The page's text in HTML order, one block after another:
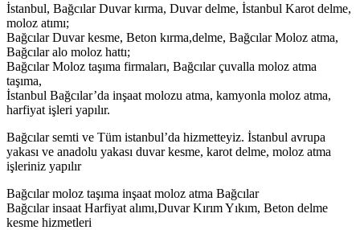
İstanbul, Bağcılar Duvar kırma, Duvar delme, İstanbul Karot delme,
moloz atımı;
Bağcılar Duvar kesme, Beton kırma,delme, Bağcılar Moloz atma,
Bağcılar alo moloz hattı;
Bağcılar Moloz taşıma firmaları, Bağcılar çuvalla moloz atma
taşıma,
İstanbul Bağcılar’da inşaat molozu atma, kamyonla moloz atma,
harfiyat işleri yapılır.
Bağcılar semti ve Tüm istanbul’da hizmetteyiz. İstanbul avrupa
yakası ve anadolu yakası duvar kesme, karot delme, moloz atma
işleriniz yapılır
Bağcılar moloz taşıma inşaat moloz atma Bağcılar
Bağcılar insaat Harfiyat alımı,Duvar Kırım Yıkım, Beton delme
kesme hizmetleri